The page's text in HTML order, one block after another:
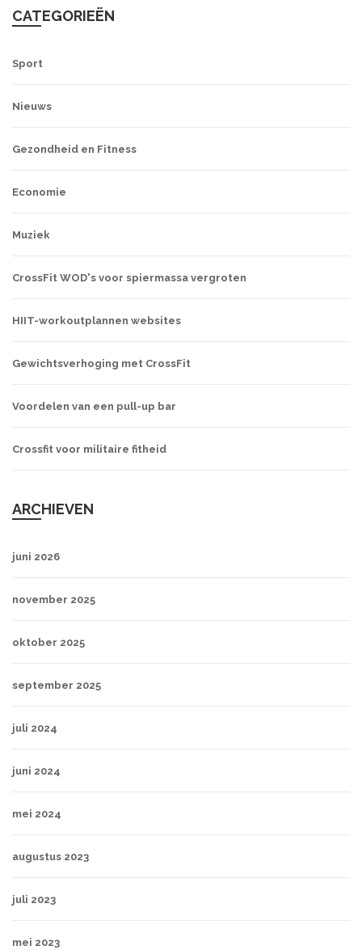
CATEGORIEËN
Sport
Nieuws
Gezondheid en Fitness
Economie
Muziek
CrossFit WOD's voor spiermassa vergroten
HIIT-workoutplannen websites
Gewichtsverhoging met CrossFit
Voordelen van een pull-up bar
Crossfit voor militaire fitheid
ARCHIEVEN
juni 2026
november 2025
oktober 2025
september 2025
juli 2024
juni 2024
mei 2024
augustus 2023
juli 2023
mei 2023